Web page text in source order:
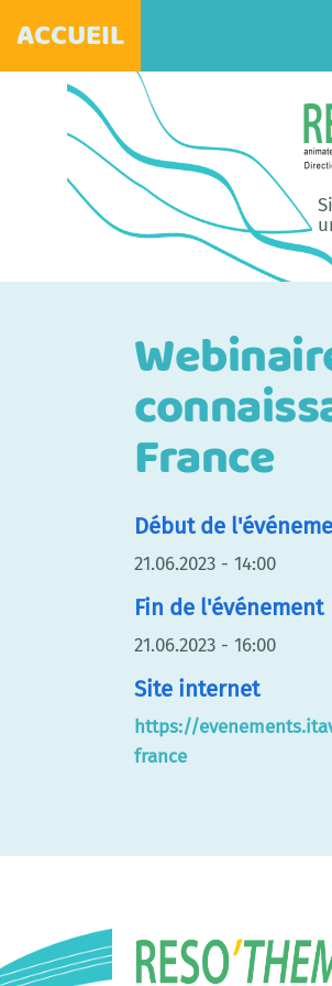
ACCUEIL
France
Début de
21.06.2023 - 14:00
Fin de l'événement
21.06.2023 - 16:00
Site internet
https://
france